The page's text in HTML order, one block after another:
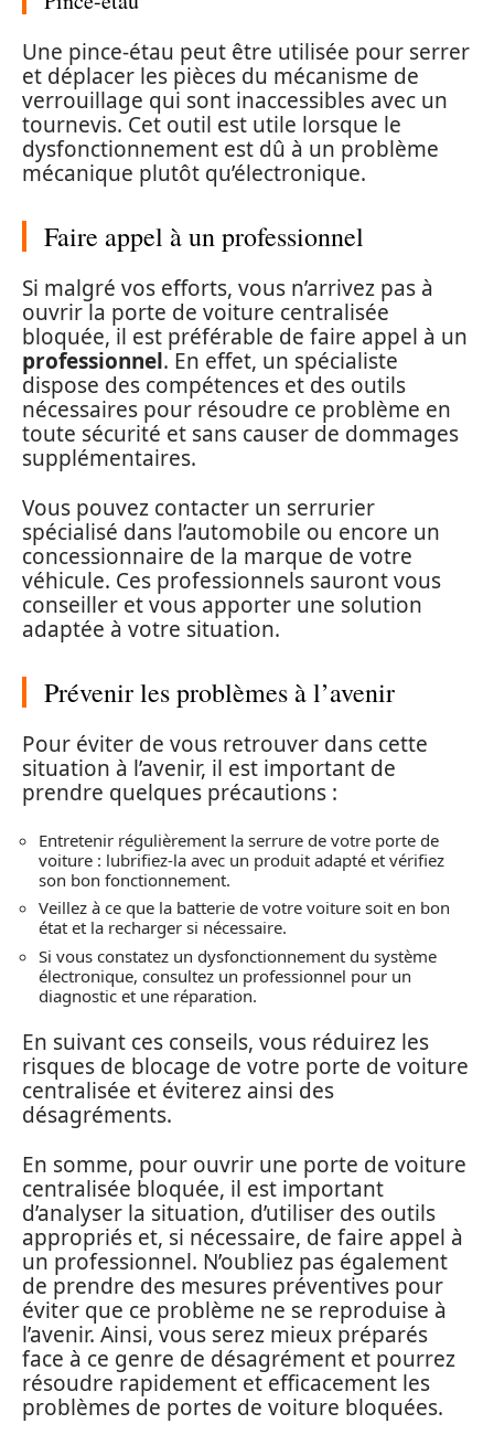
Une pince-étau peut être utilisée pour serrer
et déplacer les pièces du mécanisme de
verrouillage qui sont inaccessibles avec un
tournevis. Cet outil est utile lorsque le
dysfonctionnement est dû à un problème
mécanique plutôt qu’électronique.
Faire appel à un professionnel
Si malgré vos efforts, vous n’arrivez pas à
ouvrir la porte de voiture centralisée
bloquée, il est préférable de faire appel à un
professionnel. En effet, un spécialiste
dispose des compétences et des outils
nécessaires pour résoudre ce problème en
toute sécurité et sans causer de dommages
supplémentaires.
Vous pouvez contacter un serrurier
spécialisé dans l’automobile ou encore un
concessionnaire de la marque de votre
véhicule. Ces professionnels sauront vous
conseiller et vous apporter une solution
adaptée à votre situation.
Prévenir les problèmes à l’avenir
Pour éviter de vous retrouver dans cette
situation à l’avenir, il est important de
prendre quelques précautions :
Entretenir régulièrement la serrure de votre porte de
voiture : lubrifiez-la avec un produit adapté et vérifiez
son bon fonctionnement.
Veillez à ce que la batterie de votre voiture soit en bon
état et la recharger si nécessaire.
Si vous constatez un dysfonctionnement du système
électronique, consultez un professionnel pour un
diagnostic et une réparation.
En suivant ces conseils, vous réduirez les
risques de blocage de votre porte de voiture
centralisée et éviterez ainsi des
désagréments.
En somme, pour ouvrir une porte de voiture
centralisée bloquée, il est important
d’analyser la situation, d’utiliser des outils
appropriés et, si nécessaire, de faire appel à
un professionnel. N’oubliez pas également
de prendre des mesures préventives pour
éviter que ce problème ne se reproduise à
l’avenir. Ainsi, vous serez mieux préparés
face à ce genre de désagrément et pourrez
résoudre rapidement et efficacement les
problèmes de portes de voiture bloquées.